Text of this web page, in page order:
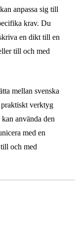
anpassa sig till
krav. Du
en dikt till en
till och med
mellan svenska
verktyg
använda den
med en
och med